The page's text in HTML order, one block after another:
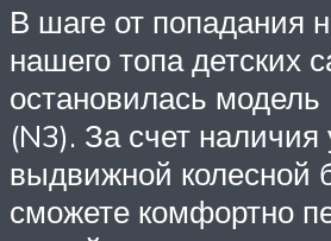
В шаге от попадания
нашего топа детских
остановилась
(N3). За счет наличия
выдвижной колесной
сможете комфортно